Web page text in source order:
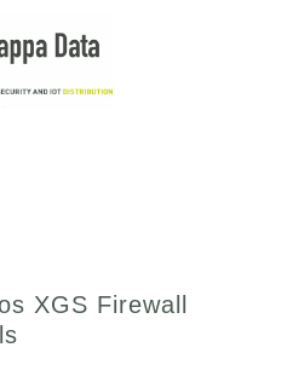
XGS Firewall